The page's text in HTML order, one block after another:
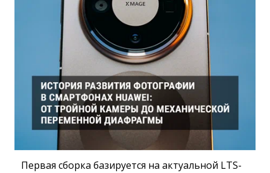
Первая сборка базируется на актуальной LTS-